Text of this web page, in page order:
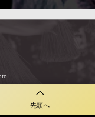
先頭へ